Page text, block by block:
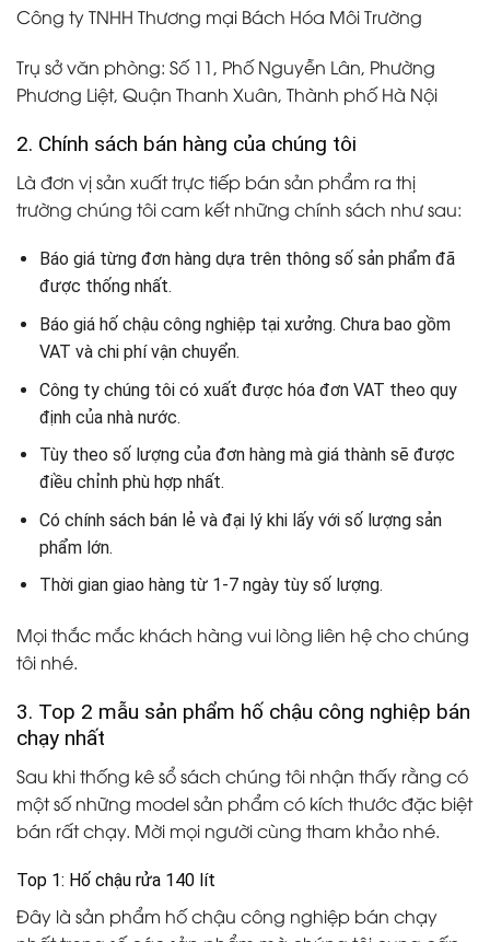
Công ty TNHH Thương mại Bách Hóa Môi Trường
Trụ sở văn phòng: Số 11, Phố Nguyễn Lân, Phường
Phương Liệt, Quận Thanh Xuân, Thành phố Hà Nội
2. Chính sách bán hàng của chúng tôi
Là đơn vị sản xuất trực tiếp bán sản phẩm ra thị
trường chúng tôi cam kết những chính sách như sau:
Báo giá từng đơn hàng dựa trên thông số sản phẩm đã
được thống nhất.
Báo giá hố chậu công nghiệp tại xưởng. Chưa bao gồm
VAT và chi phí vận chuyển.
Công ty chúng tôi có xuất được hóa đơn VAT theo quy
định của nhà nước.
Tùy theo số lượng của đơn hàng mà giá thành sẽ được
điều chỉnh phù hợp nhất.
Có chính sách bán lẻ và đại lý khi lấy với số lượng sản
phẩm lớn.
Thời gian giao hàng từ 1-7 ngày tùy số lượng.
Mọi thắc mắc khách hàng vui lòng liên hệ cho chúng
tôi nhé.
3. Top 2 mẫu sản phẩm hố chậu công nghiệp bán
chạy nhất
Sau khi thống kê sổ sách chúng tôi nhận thấy rằng có
một số những model sản phẩm có kích thước đặc biệt
bán rất chạy. Mời mọi người cùng tham khảo nhé.
Top 1: Hố chậu rửa 140 lít
Đây là sản phẩm hố chậu công nghiệp bán chạy